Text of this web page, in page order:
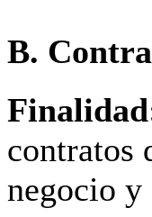
B.
contratos
negocio y